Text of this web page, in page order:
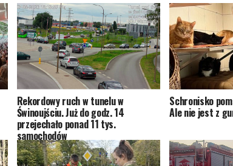
Rekordowy ruch w tunelu w
Świnoujściu. Już do godz. 14
przejechało ponad 11 tys.
samochodów
Schronisko
Ale nie jest z